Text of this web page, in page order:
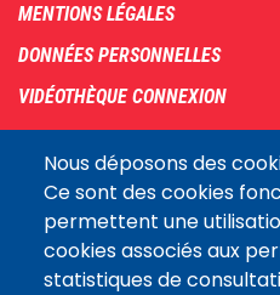
Nous déposons des
Ce sont des cookies
permettent une
cookies associés aux
statistiques de
MENTIONS LÉGALES
DONNÉES PERSONNELLES
VIDÉOTHÈQUE CONNEXION
COOKIES
Assemblée
LE SITE DE